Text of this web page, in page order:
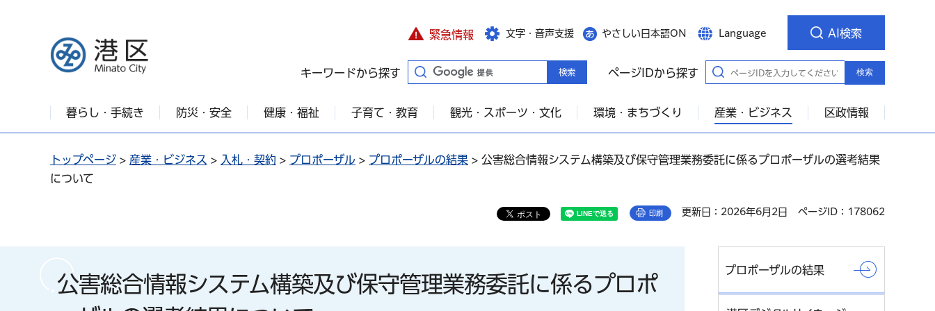
港区
緊急情報 文字・音声支援 やさしい日本語ON Language AI検索
キーワードから探す ページIDから探す 検索
暮らし・手続き 防災・安全 健康・福祉 子育て・教育 観光・スポーツ・文化 環境・まちづくり 産業・ビジネス 区政情報
トップページ > 産業・ビジネス > 入札・契約 > プロポーザル > プロポーザルの結果 > 公害総合情報システム構築及び保守管理業務委託に係るプロポーザルの選考結果
について
印刷 更新日：2026年6月2日 ページID：178062
公害総合情報システム構築及び保守管理業務委託に係るプロポ
プロポーザルの結果